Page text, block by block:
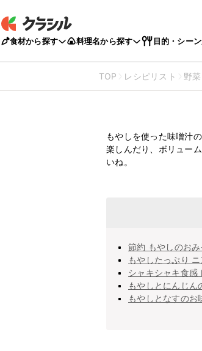
食材から探す 料理名から探す 目的・シー
TOP レシピリスト 野菜
もやしを使った味噌汁
楽しんだり、ボリュー
いね。
節約 もやしのお
もやしたっぷり
シャキシャキ食感
もやしとにんじん
もやしとなすのお